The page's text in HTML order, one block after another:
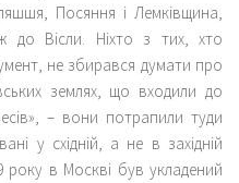
Посяння і Лемківщина,
до Вісли. Ніхто з тих, хто
не збирався думати про
землях, що входили до
– вони потрапили туди
у східній, а не в західній
року в Москві був укладений